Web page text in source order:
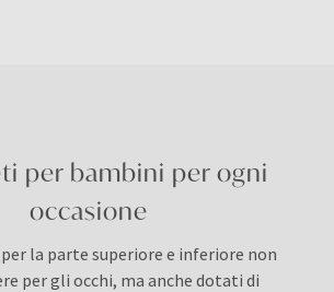
per bambini per ogni
occasione
la parte superiore e inferiore non
per gli occhi, ma anche dotati di